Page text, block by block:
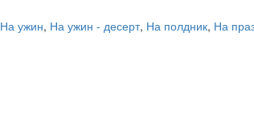
На ужин, На ужин - десерт, На полдник, На